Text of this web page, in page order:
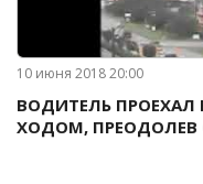
10 июня 2018 20:00
ВОДИТЕЛЬ
ХОДОМ, ПРЕОДОЛЕВ